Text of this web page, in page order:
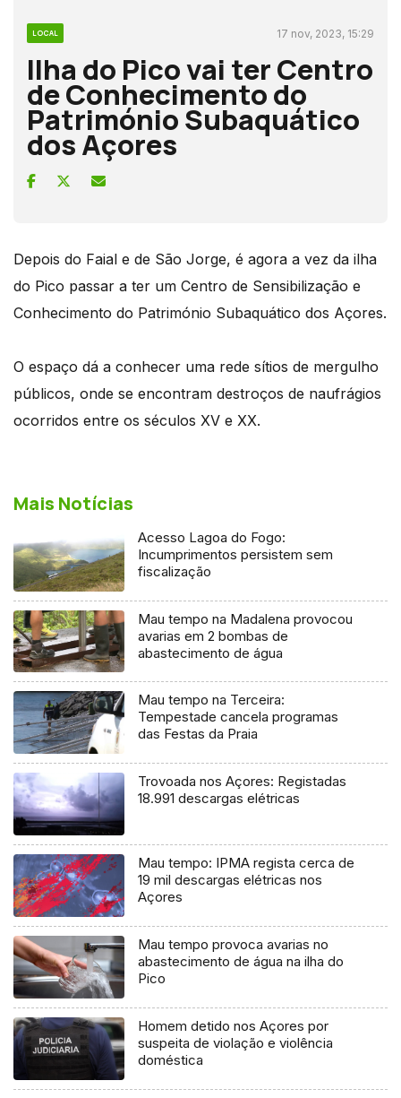
LOCAL 17 nov, 2023, 15:29
Ilha do Pico vai ter Centro
de Conhecimento do
Património Subaquático
dos Açores
Depois do Faial e de São Jorge, é agora a vez da ilha
do Pico passar a ter um Centro de Sensibilização e
Conhecimento do Património Subaquático dos Açores.
O espaço dá a conhecer uma rede sítios de mergulho
públicos, onde se encontram destroços de naufrágios
ocorridos entre os séculos XV e XX.
Mais Notícias
Acesso Lagoa do Fogo:
Incumprimentos persistem sem
fiscalização
Mau tempo na Madalena provocou
avarias em 2 bombas de
abastecimento de água
Mau tempo na Terceira:
Tempestade cancela programas
das Festas da Praia
Trovoada nos Açores: Registadas
18.991 descargas elétricas
Mau tempo: IPMA regista cerca de
19 mil descargas elétricas nos
Açores
Mau tempo provoca avarias no
abastecimento de água na ilha do
Pico
Homem detido nos Açores por
suspeita de violação e violência
doméstica